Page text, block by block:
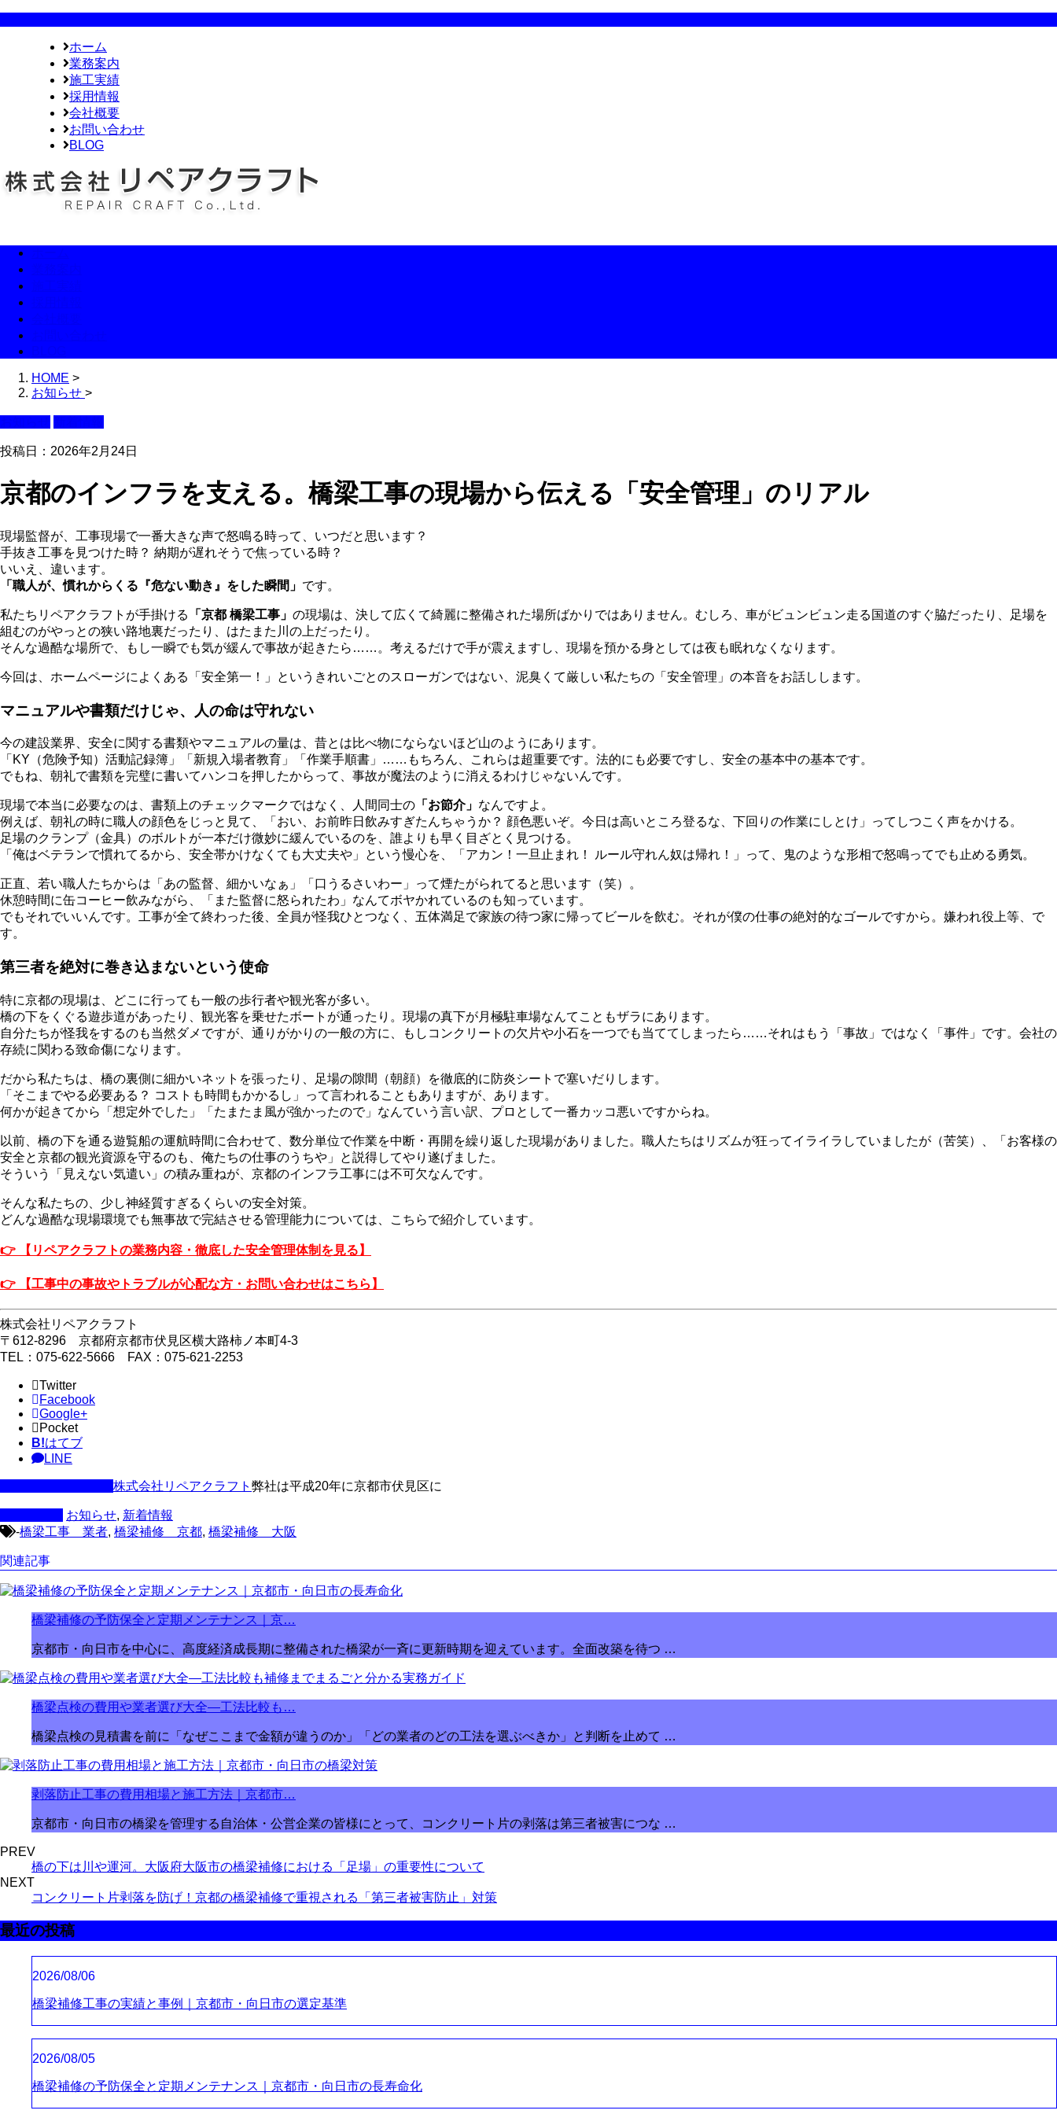
ホーム
業務案内
施工実績
採用情報
会社概要
お問い合わせ
BLOG
HOME >
お知らせ >
投稿日：2026年2月24日
京都のインフラを支える。橋梁工事の現場から伝える「安全管理」のリアル
現場監督が、工事現場で一番大きな声で怒鳴る時って、いつだと思います？
手抜き工事を見つけた時？ 納期が遅れそうで焦っている時？
いいえ、違います。
「職人が、慣れからくる『危ない動き』をした瞬間」 です。
私たちリペアクラフトが手掛ける 「京都 橋梁工事」 の現場は、決して広くて綺麗に整備された場所ばかりではありません。むしろ、車がビュンビュン走る国道のすぐ脇だったり、足場を
組むのがやっとの狭い路地裏だったり、はたまた川の上だったり。
そんな過酷な場所で、もし一瞬でも気が緩んで事故が起きたら……。考えるだけで手が震えますし、現場を預かる身としては夜も眠れなくなります。
今回は、ホームページによくある「安全第一！」というきれいごとのスローガンではない、泥臭くて厳しい私たちの「安全管理」の本音をお話しします。
マニュアルや書類だけじゃ、人の命は守れない
今の建設業界、安全に関する書類やマニュアルの量は、昔とは比べ物にならないほど山のようにあります。
「KY（危険予知）活動記録簿」「新規入場者教育」「作業手順書」……もちろん、これらは超重要です。法的にも必要ですし、安全の基本中の基本です。
でもね、朝礼で書類を完璧に書いてハンコを押したからって、事故が魔法のように消えるわけじゃないんです。
現場で本当に必要なのは、書類上のチェックマークではなく、人間同士の 「お節介」 なんですよ。
例えば、朝礼の時に職人の顔色をじっと見て、「おい、お前昨日飲みすぎたんちゃうか？ 顔色悪いぞ。今日は高いところ登るな、下回りの作業にしとけ」ってしつこく声をかける。
足場のクランプ（金具）のボルトが一本だけ微妙に緩んでいるのを、誰よりも早く目ざとく見つける。
「俺はベテランで慣れてるから、安全帯かけなくても大丈夫や」という慢心を、「アカン！一旦止まれ！ ルール守れん奴は帰れ！」って、鬼のような形相で怒鳴ってでも止める勇気。
正直、若い職人たちからは「あの監督、細かいなぁ」「口うるさいわー」って煙たがられてると思います（笑）。
休憩時間に缶コーヒー飲みながら、「また監督に怒られたわ」なんてボヤかれているのも知っています。
でもそれでいいんです。工事が全て終わった後、全員が怪我ひとつなく、五体満足で家族の待つ家に帰ってビールを飲む。それが僕の仕事の絶対的なゴールですから。嫌われ役上等、で
す。
第三者を絶対に巻き込まないという使命
特に京都の現場は、どこに行っても一般の歩行者や観光客が多い。
橋の下をくぐる遊歩道があったり、観光客を乗せたボートが通ったり。現場の真下が月極駐車場なんてこともザラにあります。
自分たちが怪我をするのも当然ダメですが、通りがかりの一般の方に、もしコンクリートの欠片や小石を一つでも当ててしまったら……それはもう「事故」ではなく「事件」です。会社の
存続に関わる致命傷になります。
だから私たちは、橋の裏側に細かいネットを張ったり、足場の隙間（朝顔）を徹底的に防炎シートで塞いだりします。
「そこまでやる必要ある？ コストも時間もかかるし」って言われることもありますが、あります。
何かが起きてから「想定外でした」「たまたま風が強かったので」なんていう言い訳、プロとして一番カッコ悪いですからね。
以前、橋の下を通る遊覧船の運航時間に合わせて、数分単位で作業を中断・再開を繰り返した現場がありました。職人たちはリズムが狂ってイライラしていましたが（苦笑）、「お客様の
安全と京都の観光資源を守るのも、俺たちの仕事のうちや」と説得してやり遂げました。
そういう「見えない気遣い」の積み重ねが、京都のインフラ工事には不可欠なんです。
そんな私たちの、少し神経質すぎるくらいの安全対策。
どんな過酷な現場環境でも無事故で完結させる管理能力については、こちらで紹介しています。
👉 【リペアクラフトの業務内容・徹底した安全管理体制を見る】
👉 【工事中の事故やトラブルが心配な方・お問い合わせはこちら】
株式会社リペアクラフト
〒612-8296 京都府京都市伏見区横大路柿ノ本町4-3
TEL：075-622-5666 FAX：075-621-2253
Twitter
Facebook
Google+
Pocket
B!はてブ
LINE
株式会社リペアクラフト 弊社は平成20年に京都市伏見区に
お知らせ, 新着情報
-橋梁工事 業者, 橋梁補修 京都, 橋梁補修 大阪
関連記事
橋梁補修の予防保全と定期メンテナンス｜京…
京都市・向日市を中心に、高度経済成長期に整備された橋梁が一斉に更新時期を迎えています。全面改築を待つ …
橋梁点検の費用や業者選び大全―工法比較も…
橋梁点検の見積書を前に「なぜここまで金額が違うのか」「どの業者のどの工法を選ぶべきか」と判断を止めて …
剥落防止工事の費用相場と施工方法｜京都市…
京都市・向日市の橋梁を管理する自治体・公営企業の皆様にとって、コンクリート片の剥落は第三者被害につな …
PREV
橋の下は川や運河。大阪府大阪市の橋梁補修における「足場」の重要性について
NEXT
コンクリート片剥落を防げ！京都の橋梁補修で重視される「第三者被害防止」対策
最近の投稿
2026/08/06
橋梁補修工事の実績と事例｜京都市・向日市の選定基準
2026/08/05
橋梁補修の予防保全と定期メンテナンス｜京都市・向日市の長寿命化